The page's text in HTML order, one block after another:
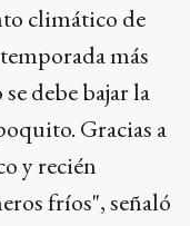
climático de
más
debe bajar la
Gracias a
y recién
fríos", señaló